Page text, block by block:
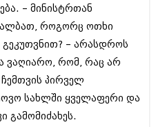
– მინისტრთან
ალბათ, როგორც ოთხი
– არასდროს
ვაღიარო, რომ, რაც არ
პირველ
სახლში ყველაფერი და
გამომიძახეს.